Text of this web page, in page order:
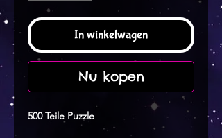
In winkelwagen
Nu kopen
500 Teile Puzzle